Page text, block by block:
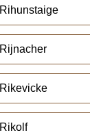
Rihunstaige
Rijnacher
Rikevicke
Rikolf